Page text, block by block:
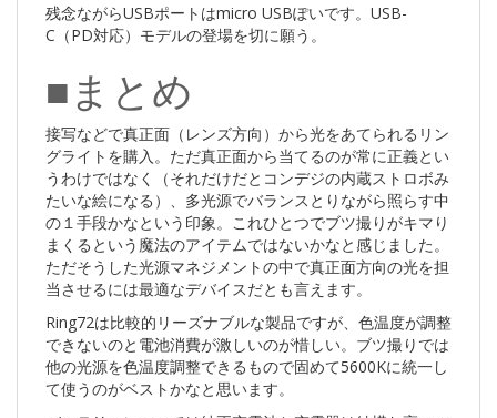
残念ながらUSBポートはmicro USBぽいです。USB-
C（PD対応）モデルの登場を切に願う。
■まとめ
接写などで真正面（レンズ方向）から光をあてられるリン
グライトを購入。ただ真正面から当てるのが常に正義とい
うわけではなく（それだけだとコンデジの内蔵ストロボみ
たいな絵になる）、多光源でバランスとりながら照らす中
の１手段かなという印象。これひとつでブツ撮りがキマり
まくるという魔法のアイテムではないかなと感じました。
ただそうした光源マネジメントの中で真正面方向の光を担
当させるには最適なデバイスだとも言えます。
Ring72は比較的リーズナブルな製品ですが、色温度が調整
できないのと電池消費が激しいのが惜しい。ブツ撮りでは
他の光源を色温度調整できるもので固めて5600Kに統一し
て使うのがベストかなと思います。